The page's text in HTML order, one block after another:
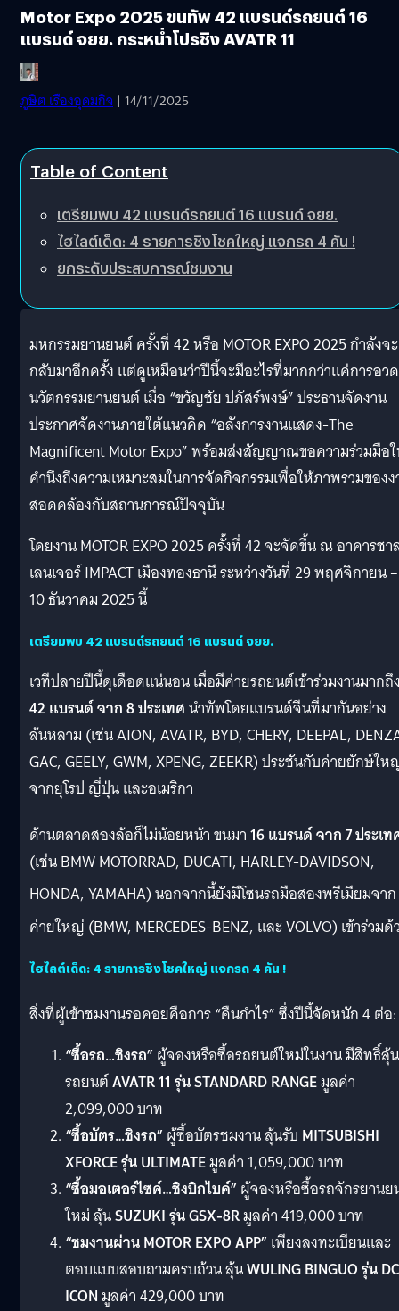
Motor Expo 2025 ขนทัพ 42 แบรนด์รถยนต์ 16
แบรนด์ จยย. กระหน่ำโปรชิง AVATR 11
ภูษิต เรืองอุดมกิจ | 14/11/2025
Table of Content
เตรียมพบ 42 แบรนด์รถยนต์ 16 แบรนด์ จยย.
ไฮไลต์เด็ด: 4 รายการชิงโชคใหญ่ แจกรถ 4 คัน !
ยกระดับประสบการณ์ชมงาน
มหกรรมยานยนต์ ครั้งที่ 42 หรือ MOTOR EXPO 2025 กำลังจะ
กลับมาอีกครั้ง แต่ดูเหมือนว่าปีนี้จะมีอะไรที่มากกว่าแค่การอวด
นวัตกรรมยานยนต์ เมื่อ “ขวัญชัย ปภัสร์พงษ์” ประธานจัดงาน
ประกาศจัดงานภายใต้แนวคิด “อลังการงานแสดง-The
Magnificent Motor Expo” พร้อมส่งสัญญาณขอความร่วมมือ
คำนึงถึงความเหมาะสมในการจัดกิจกรรมเพื่อให้ภาพรวมของ
สอดคล้องกับสถานการณ์ปัจจุบัน
โดยงาน MOTOR EXPO 2025 ครั้งที่ 42 จะจัดขึ้น ณ อาคารชา
เลนเจอร์ IMPACT เมืองทองธานี ระหว่างวันที่ 29 พฤศจิกายน –
10 ธันวาคม 2025 นี้
เตรียมพบ 42 แบรนด์รถยนต์ 16 แบรนด์ จยย.
เวทีปลายปีนี้ดุเดือดแน่นอน เมื่อมีค่ายรถยนต์เข้าร่วมงานมากถึ
42 แบรนด์ จาก 8 ประเทศนำทัพโดยแบรนด์จีนที่มากันอย่าง
ล้นหลาม (เช่น AION, AVATR, BYD, CHERY, DEEPAL,
GAC, GEELY, GWM, XPENG, ZEEKR) ประชันกับค่ายยักษ์ใ
จากยุโรป ญี่ปุ่น และอเมริกา
ด้านตลาดสองล้อก็ไม่น้อยหน้า ขนมา16 แบรนด์ จาก 7 ประเ
(เช่น BMW MOTORRAD, DUCATI, HARLEY-DAVIDSON,
HONDA, YAMAHA)นอกจากนี้ยังมีโซนรถมือสองพรีเมียมจา
ค่ายใหญ่ (BMW, MERCEDES-BENZ, และ VOLVO) เข้าร่วมด้
ไฮไลต์เด็ด: 4 รายการชิงโชคใหญ่ แจกรถ 4 คัน !
สิ่งที่ผู้เข้าชมงานรอคอยคือการ “คืนกำไร” ซึ่งปีนี้จัดหนัก 4 ต่อ:
“ซื้อรถ…ชิงรถ” ผู้จองหรือซื้อรถยนต์ใหม่ในงาน มีสิทธิ์ลุ้น
รถยนต์AVATR 11 รุ่น STANDARD RANGEมูลค่า
2,099,000 บาท
“ซื้อบัตร…ชิงรถ” ผู้ซื้อบัตรชมงาน ลุ้นรับ MITSUBISHI
XFORCE รุ่น ULTIMATEมูลค่า 1,059,000 บาท
“ซื้อมอเตอร์ไซค์…ชิงบิกไบค์” ผู้จองหรือซื้อรถจักรยาน
ใหม่ ลุ้นSUZUKI รุ่น GSX-8Rมูลค่า 419,000 บาท
“ชมงานผ่าน MOTOR EXPO APP” เพียงลงทะเบียนและ
ตอบแบบสอบถามครบถ้วน ลุ้นWULING BINGUO รุ่น DC
ICONมูลค่า 429,000 บาท